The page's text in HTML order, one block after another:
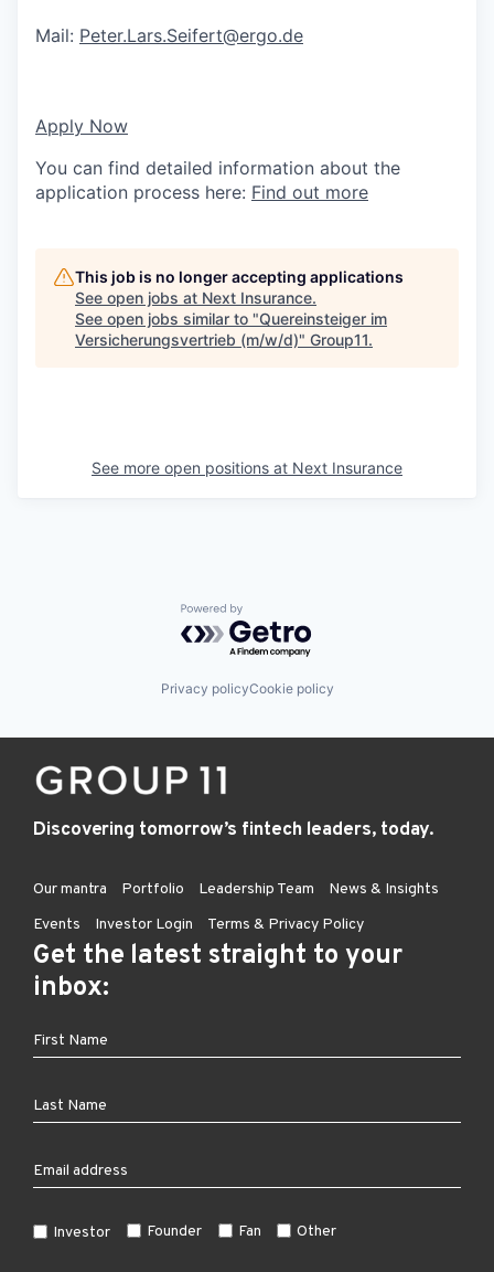
Mail: Peter.Lars.Seifert@ergo.de
Apply Now
You can find detailed information about the
application process here: Find out more
This job is no longer accepting applications
See open jobs at Next Insurance.
See open jobs similar to "Quereinsteiger im
Versicherungsvertrieb (m/w/d)" Group11.
See more open positions at Next Insurance
Powered by Getro.com
Privacy policyCookie policy
Discovering tomorrow’s fintech leaders, today.
Our mantra Portfolio Leadership Team
News & Insights
Events
Investor Login Terms & Privacy Policy
Get the latest straight to your
inbox:
Investor Founder Fan Other